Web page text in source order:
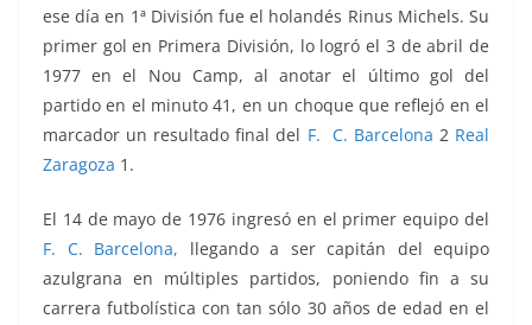
ese día en 1ª División fue el holandés Rinus Michels. Su
primer gol en Primera División, lo logró el 3 de abril de
1977 en el Nou Camp, al anotar el último gol del
partido en el minuto 41, en un choque que reflejó en el
marcador un resultado final del F. C. Barcelona 2 Real
Zaragoza 1.
El 14 de mayo de 1976 ingresó en el primer equipo del
F. C. Barcelona, llegando a ser capitán del equipo
azulgrana en múltiples partidos, poniendo fin a su
carrera futbolística con tan sólo 30 años de edad en el